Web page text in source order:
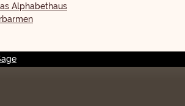
Alphabethaus